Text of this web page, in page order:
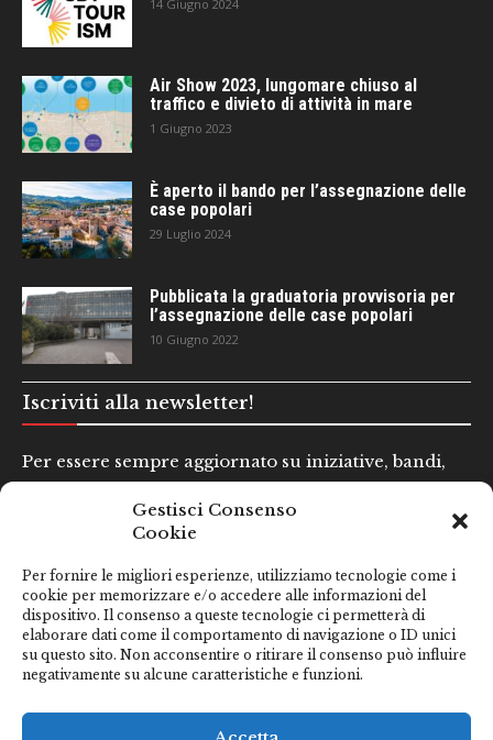
Gestisci Consenso
Cookie
Per fornire le migliori esperienze, utilizziamo tecnologie come i
cookie per memorizzare e/o accedere alle informazioni del
dispositivo. Il consenso a queste tecnologie ci permetterà di
elaborare dati come il comportamento di navigazione o ID unici
su questo sito. Non acconsentire o ritirare il consenso può influire
negativamente su alcune caratteristiche e funzioni.
14 Giugno 2024
Air Show 2023, lungomare chiuso al
traffico e divieto di attività in mare
1 Giugno 2023
È aperto il bando per l’assegnazione delle
case popolari
29 Luglio 2024
Pubblicata la graduatoria provvisoria per
l’assegnazione delle case popolari
10 Giugno 2022
Iscriviti alla newsletter!
Per essere sempre aggiornato su iniziative, bandi,
Email*